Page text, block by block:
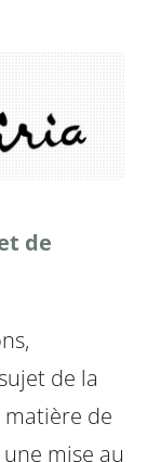
de
de la
matière de
mise au